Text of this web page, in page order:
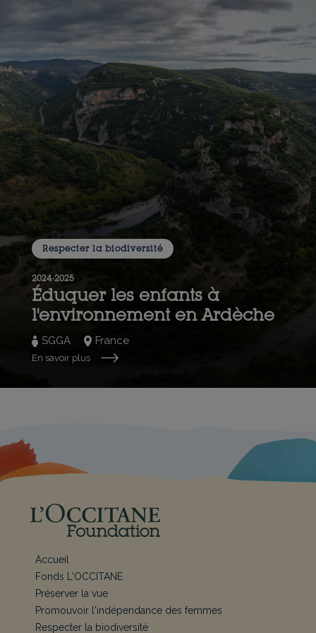
Respecter la biodiversité
2024-2025
Éduquer les enfants à
l'environnement en Ardèche
SGGA France
En savoir plus
Accueil
Fonds L'OCCITANE
Préserver la vue
Promouvoir l'indépendance des femmes
Respecter la biodiversité